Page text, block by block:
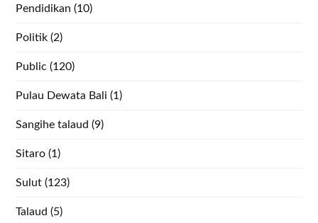
Pendidikan (10)
Politik (2)
Public (120)
Pulau Dewata Bali (1)
Sangihe talaud (9)
Sitaro (1)
Sulut (123)
Talaud (5)